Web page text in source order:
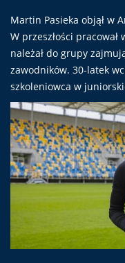
Martin Pasieka objął w
W przeszłości
należał do grupy
zawodników. 30-latek
szkoleniowca w